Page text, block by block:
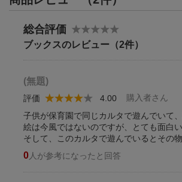
総合評価
ブックスのレビュー（2件）
(無題)
購入者さん
評価 4.00
子供が保育園で同じカルタで遊んでいて
絵は今風ではないのですが、とても面白
そして、このカルタで遊んでいるとその
0 人が参考になったと回答